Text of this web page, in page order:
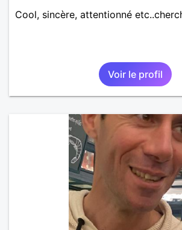
Cool, sincère, attentionné
Voir le profil